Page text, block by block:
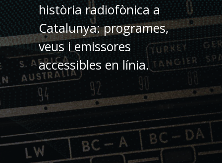
història radiofònica a
Catalunya: programes,
veus i emissores
accessibles en línia.